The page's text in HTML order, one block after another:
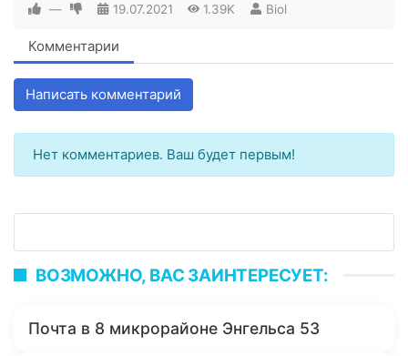
— 19.07.2021 1.39K Biol
Комментарии
Написать комментарий
Нет комментариев. Ваш будет первым!
ВОЗМОЖНО, ВАС ЗАИНТЕРЕСУЕТ:
Почта в 8 микрорайоне Энгельса 53